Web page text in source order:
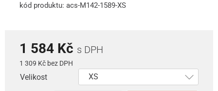
kód produktu: acs-M142-1589-XS
1 584 Kč s DPH
1 309 Kč bez DPH
Velikost